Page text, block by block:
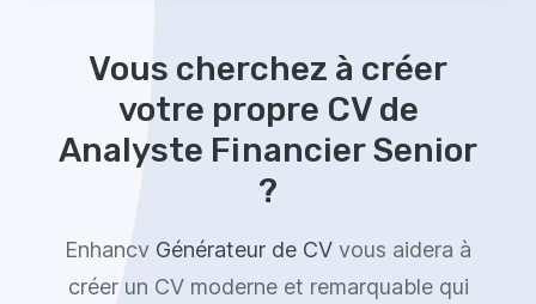
Vous cherchez à créer
votre propre CV de
Analyste Financier Senior
?
Enhancv Générateur de CV vous aidera à
créer un CV moderne et remarquable qui